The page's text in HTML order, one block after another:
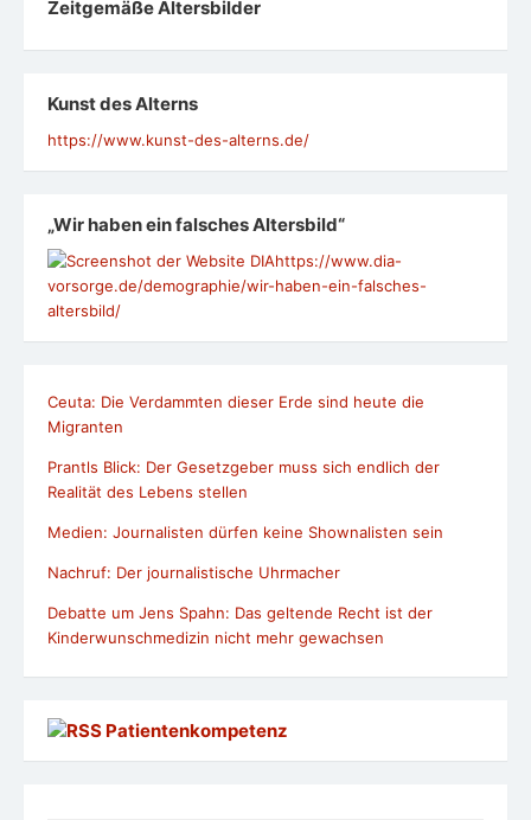
Zeit­ge­mäße Alters­bil­der
Kunst des Alterns
https://www.kunst-des-alterns.de/
„Wir haben ein falsches Altersbild“
https://www.dia-
vorsorge.de/demographie/wir-haben-ein-falsches-
altersbild/
Ceuta: Die Verdammten dieser Erde sind heute die
Migranten
Prantls Blick: Der Gesetzgeber muss sich endlich der
Realität des Lebens stellen
Medien: Journalisten dürfen keine Shownalisten sein
Nachruf: Der journalistische Uhrmacher
Debatte um Jens Spahn: Das geltende Recht ist der
Kinderwunschmedizin nicht mehr gewachsen
Patientenkompetenz